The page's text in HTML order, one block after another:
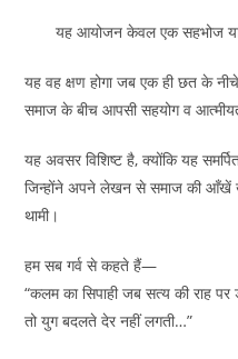
यह आयोजन केवल एक सहभोज या
यह वह क्षण होगा जब एक ही छत के
समाज के बीच आपसी सहयोग व
यह अवसर विशिष्ट है, क्योंकि यह
जिन्होंने अपने लेखन से समाज की आँखें
थामी।
हम सब गर्व से कहते हैं—
“कलम का सिपाही जब सत्य की राह पर
तो युग बदलते देर नहीं लगती…”